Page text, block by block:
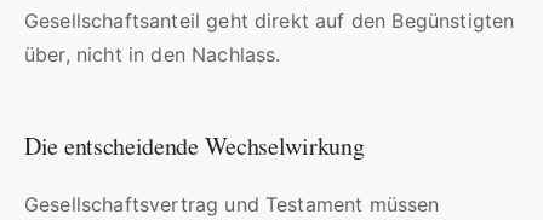
Gesellschaftsanteil geht direkt auf den Begünstigten
über, nicht in den Nachlass.
Die entscheidende Wechselwirkung
Gesellschaftsvertrag und Testament müssen